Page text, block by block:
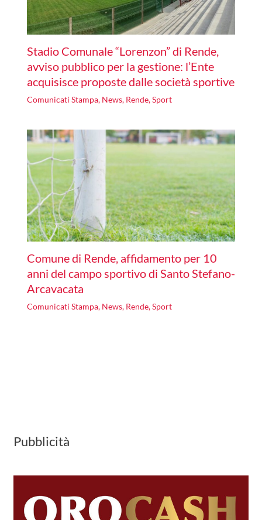
Stadio Comunale “Lorenzon” di Rende,
avviso pubblico per la gestione: l’Ente
acquisisce proposte dalle società sportive
Comunicati Stampa, News, Rende,Sport
Comune di Rende, affidamento per 10
anni del campo sportivo di Santo Stefano-
Arcavacata
Comunicati Stampa, News, Rende,Sport
Pubblicità